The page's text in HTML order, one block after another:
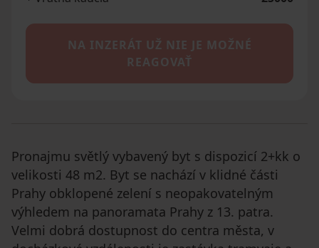
NA INZERÁT UŽ NIE JE MOŽNÉ
REAGOVAŤ
Pronajmu světlý vybavený byt s dispozicí 2+kk o
velikosti 48 m2. Byt se nachází v klidné části
Prahy obklopené zelení s neopakovatelným
výhledem na panoramata Prahy z 13. patra.
Velmi dobrá dostupnost do centra města, v